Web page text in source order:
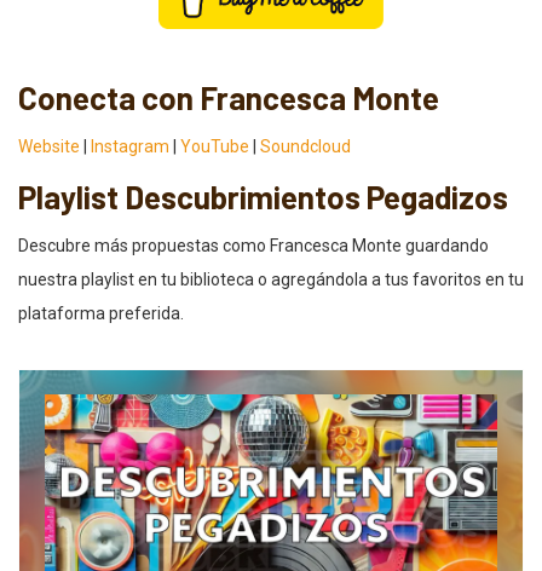
Conecta con Francesca Monte
Website Instagram YouTube Soundcloud
Playlist Descubrimientos Pegadizos
Descubre más propuestas como Francesca Monte guardando
nuestra playlist en tu biblioteca o agregándola a tus favoritos en tu
plataforma preferida.